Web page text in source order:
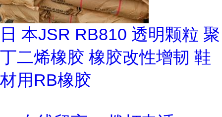
日 本JSR RB810 透明颗粒 聚
丁二烯橡胶 橡胶改性增韧 鞋
材用RB橡胶